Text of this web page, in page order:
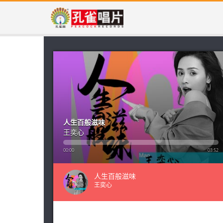
人生百般滋味
王奕心
00:00 03:52
人生百般滋味
王奕心